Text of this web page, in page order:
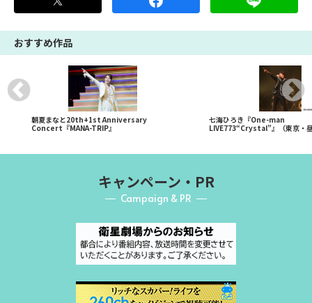
おすすめ作品
朝夏まなと20th+1st Anniversary
Concert『MANA-TRIP』
七海ひろき『One-man
LIVE773“Crystal”』（東京・
キャンペーン・PR
Campaign & PR